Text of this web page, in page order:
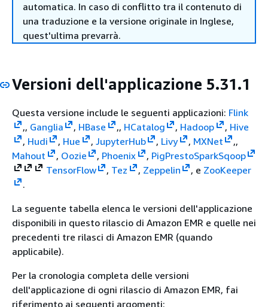
automatica. In caso di conflitto tra il contenuto di
una traduzione e la versione originale in Inglese,
quest'ultima prevarrà.
Versioni dell'applicazione 5.31.1
Questa versione include le seguenti applicazioni: Flink
,, Ganglia , HBase ,, HCatalog , Hadoop , Hive
, Hudi , Hue , JupyterHub , Livy , MXNet
,,
Mahout
, Oozie , Phoenix , PigPrestoSparkSqoop
TensorFlow
, Tez , Zeppelin , e ZooKeeper
.
La seguente tabella elenca le versioni dell'applicazione
disponibili in questo rilascio di Amazon EMR e quelle nei
precedenti tre rilasci di Amazon EMR (quando
applicabile).
Per la cronologia completa delle versioni
dell'applicazione di ogni rilascio di Amazon EMR, fai
riferimento ai seguenti argomenti: